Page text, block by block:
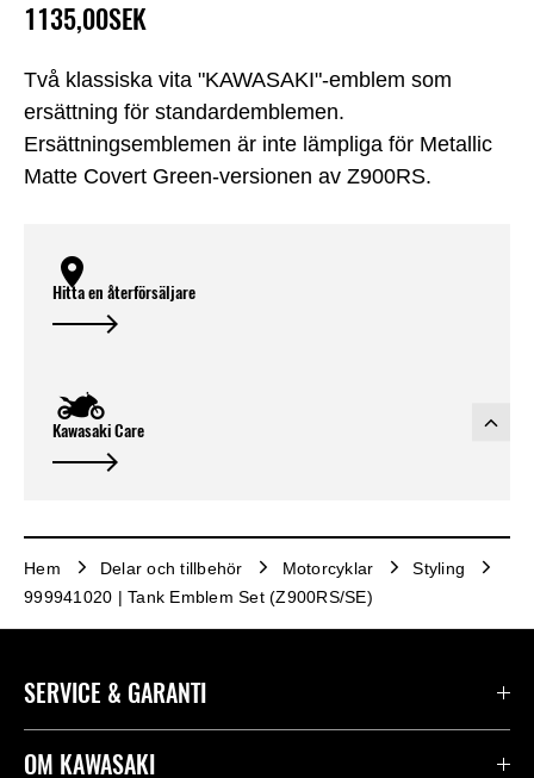
Två klassiska vita "KAWASAKI"-emblem som
ersättning för standardemblemen.
Ersättningsemblemen är inte lämpliga för Metallic
Matte Covert Green-versionen av Z900RS.
1135,00SEK
Hitta en återförsäljare
Kawasaki Care
Hem Delar och tillbehör Motorcyklar
Styling
999941020 | Tank Emblem Set (Z900RS/SE)
SERVICE & GARANTI
Kontakta oss
OM KAWASAKI